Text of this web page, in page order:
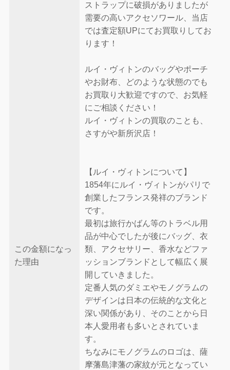
この金額になっ
た理由
ストラップに破損がありましたが
需要の高いアクセソワール、当店
では査定額UPにてお買取りしてお
ります！
ルイ・ヴィトンのバッグやポーチ
やお財布、どのような状態のでも
お買取り大歓迎ですので、お気軽
にご相談ください！
ルイ・ヴィトンの買取のことも、
さすがや新所沢店！
【ルイ・ヴィトンについて】
1854年にルイ・ヴィトンがパリで
創業したフランス発祥のブランド
です。
最初は旅行かばん等のトラベル用
品が中心でしたが後にバッグ、衣
類、アクセサリー、香水などファ
ッションブランドとして幅広く展
開していきました。
定番人気のダミエやモノグラムの
デザインは日本の伝統的な文化と
深い関係があり、そのことから日
本人愛用者も多いとされていま
す。
ちなみにモノグラムのロゴは、薩
摩藩島津藩の家紋が元となってい